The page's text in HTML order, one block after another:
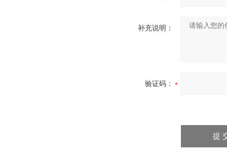
补充说明：
验证码：